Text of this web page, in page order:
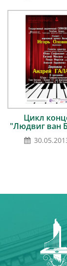
Цикл
"Людвиг ван